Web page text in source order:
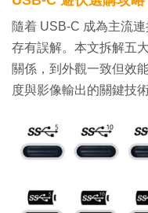
隨着 USB-C 成為主流
存有誤解。本文拆解五
關係，到外觀一致但效
度與影像輸出的關鍵技